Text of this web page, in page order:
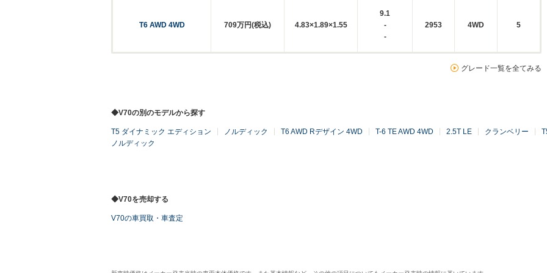
T6 AWD 4WD 709万円(税込) 4.83×1.89×1.55
9.1
-
-
2953 4WD 5
グレード一覧を全てみる
◆V70の別のモデルから探す
T5 ダイナミック エディション ノルディック T6 AWD Rデザイン 4WD T-6 TE AWD 4WD 2.5T LE クランベリー
ノルディック
◆V70を売却する
V70の車買取・車査定